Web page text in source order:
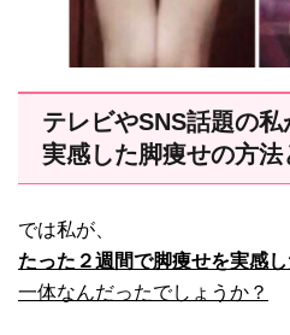
テレビやSNS話題の
実感した脚痩せの方法
では私が、
たった２週間で脚痩せを実感
一体なんだったでしょうか？